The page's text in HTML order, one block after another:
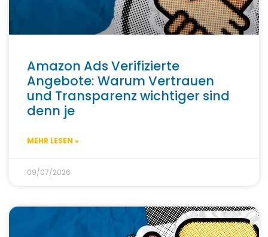
Amazon Ads Verifizierte
Angebote: Warum Vertrauen
und Transparenz wichtiger sind
denn je
MEHR LESEN »
09/07/2026